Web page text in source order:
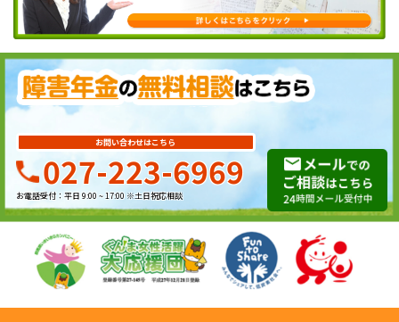
お問い合わせはこちら
027-223-6969
お電話受付：平日 9:00 ~ 17:00 ※土日祝応相談